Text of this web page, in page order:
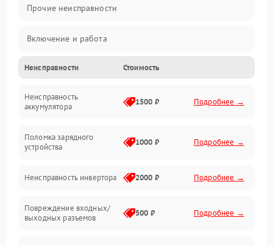
Прочие неисправности
Включение и работа
Работа с нагрузкой
Звук и индикация
Механические повреждения
Неисправности Стоимость
Неисправность
аккумулятора
1500 ₽ Подробнее →
Поломка зарядного
устройства
1000 ₽ Подробнее →
Неисправность инвертора 2000 ₽ Подробнее →
Повреждение входных/
выходных разъемов
500 ₽ Подробнее →